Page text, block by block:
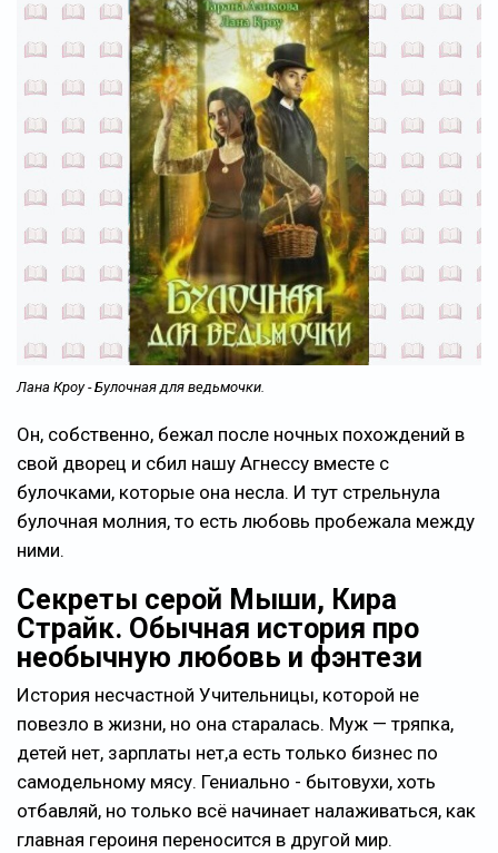
Лана Кроу - Булочная для ведьмочки.
Он, собственно, бежал после ночных похождений в
свой дворец и сбил нашу Агнессу вместе с
булочками, которые она несла. И тут стрельнула
булочная молния, то есть любовь пробежала между
ними.
Секреты серой Мыши, Кира
Страйк. Обычная история про
необычную любовь и фэнтези
История несчастной Учительницы, которой не
повезло в жизни, но она старалась. Муж — тряпка,
детей нет, зарплаты нет,а есть только бизнес по
самодельному мясу. Гениально - бытовухи, хоть
отбавляй, но только всё начинает налаживаться, как
главная героиня переносится в другой мир.